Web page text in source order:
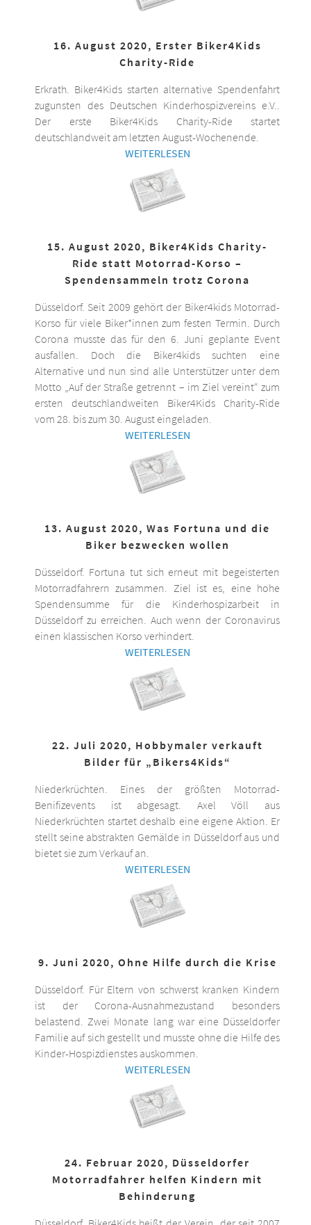
16. August 2020, Erster Biker4Kids
Charity-Ride
Erkrath. Biker4Kids starten alternative Spendenfahrt
zugunsten des Deutschen Kinderhospizvereins e.V..
Der erste Biker4Kids Charity-Ride startet
deutschlandweit am letzten August-Wochenende.
WEITERLESEN
15. August 2020, Biker4Kids Charity-
Ride statt Motorrad-Korso –
Spendensammeln trotz Corona
Düsseldorf. Seit 2009 gehört der Biker4kids Motorrad-
Korso für viele Biker*innen zum festen Termin. Durch
Corona musste das für den 6. Juni geplante Event
ausfallen. Doch die Biker4kids suchten eine
Alternative und nun sind alle Unterstützer unter dem
Motto „Auf der Straße getrennt – im Ziel vereint“ zum
ersten deutschlandweiten Biker4Kids Charity-Ride
vom 28. bis zum 30. August eingeladen.
WEITERLESEN
13. August 2020, Was Fortuna und die
Biker bezwecken wollen
Düsseldorf. Fortuna tut sich erneut mit begeisterten
Motorradfahrern zusammen. Ziel ist es, eine hohe
Spendensumme für die Kinderhospizarbeit in
Düsseldorf zu erreichen. Auch wenn der Coronavirus
einen klassischen Korso verhindert.
WEITERLESEN
22. Juli 2020, Hobbymaler verkauft
Bilder für „Bikers4Kids“
Niederkrüchten. Eines der größten Motorrad-
Benifizevents ist abgesagt. Axel Völl aus
Niederkrüchten startet deshalb eine eigene Aktion. Er
stellt seine abstrakten Gemälde in Düsseldorf aus und
bietet sie zum Verkauf an.
WEITERLESEN
9. Juni 2020, Ohne Hilfe durch die Krise
Düsseldorf. Für Eltern von schwerst kranken Kindern
ist der Corona-Ausnahmezustand besonders
belastend. Zwei Monate lang war eine Düsseldorfer
Familie auf sich gestellt und musste ohne die Hilfe des
Kinder-Hospizdienstes auskommen.
WEITERLESEN
24. Februar 2020, Düsseldorfer
Motorradfahrer helfen Kindern mit
Behinderung